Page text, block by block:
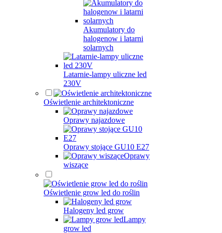
Akumulatory do
halogenow i latarni
solarnych
Latarnie-lampy uliczne led
230V
Oświetlenie architektoniczne
Oprawy najazdowe
Oprawy stojące GU10 E27
Oprawy
wiszące
Oświetlenie grow led do roślin
Halogeny led grow
Lampy
grow led